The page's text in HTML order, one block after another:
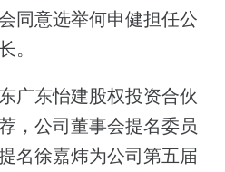
同意选举何申健担任公
。
广东怡建股权投资合伙
，公司董事会提名委员
名徐嘉炜为公司第五届